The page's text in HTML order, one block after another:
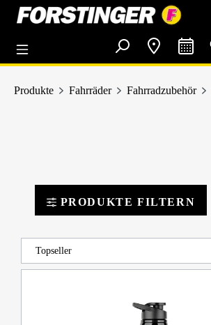
springen
Produkte Fahrräder Fahrradzubehör
PRODUKTE FILTERN